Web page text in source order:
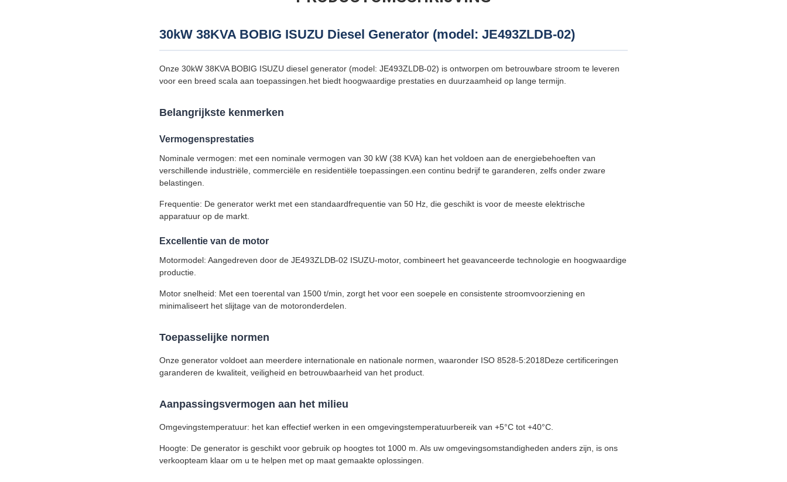
30kW 38KVA BOBIG ISUZU Diesel Generator (model: JE493ZLDB-02)
Onze 30kW 38KVA BOBIG ISUZU diesel generator (model: JE493ZLDB-02) is ontworpen om betrouwbare stroom te leveren
voor een breed scala aan toepassingen.het biedt hoogwaardige prestaties en duurzaamheid op lange termijn.
Belangrijkste kenmerken
Vermogensprestaties
Nominale vermogen: met een nominale vermogen van 30 kW (38 KVA) kan het voldoen aan de energiebehoeften van
verschillende industriële, commerciële en residentiële toepassingen.een continu bedrijf te garanderen, zelfs onder zware
belastingen.
Frequentie: De generator werkt met een standaardfrequentie van 50 Hz, die geschikt is voor de meeste elektrische
apparatuur op de markt.
Excellentie van de motor
Motormodel: Aangedreven door de JE493ZLDB-02 ISUZU-motor, combineert het geavanceerde technologie en hoogwaardige
productie.
Motor snelheid: Met een toerental van 1500 t/min, zorgt het voor een soepele en consistente stroomvoorziening en
minimaliseert het slijtage van de motoronderdelen.
Toepasselijke normen
Onze generator voldoet aan meerdere internationale en nationale normen, waaronder ISO 8528-5:2018Deze certificeringen
garanderen de kwaliteit, veiligheid en betrouwbaarheid van het product.
Aanpassingsvermogen aan het milieu
Omgevingstemperatuur: het kan effectief werken in een omgevingstemperatuurbereik van +5°C tot +40°C.
Hoogte: De generator is geschikt voor gebruik op hoogtes tot 1000 m. Als uw omgevingsomstandigheden anders zijn, is ons
verkoopteam klaar om u te helpen met op maat gemaakte oplossingen.